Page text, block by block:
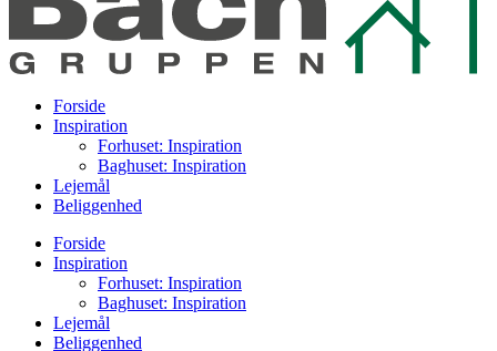
Forside
Inspiration
Forhuset: Inspiration
Baghuset: Inspiration
Lejemål
Beliggenhed
Forside
Inspiration
Forhuset: Inspiration
Baghuset: Inspiration
Lejemål
Beliggenhed